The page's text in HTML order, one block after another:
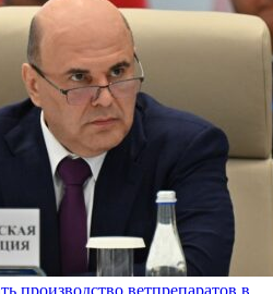
производство ветпрепаратов в